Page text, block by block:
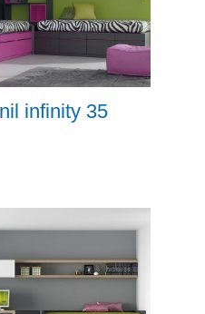
infinity 35